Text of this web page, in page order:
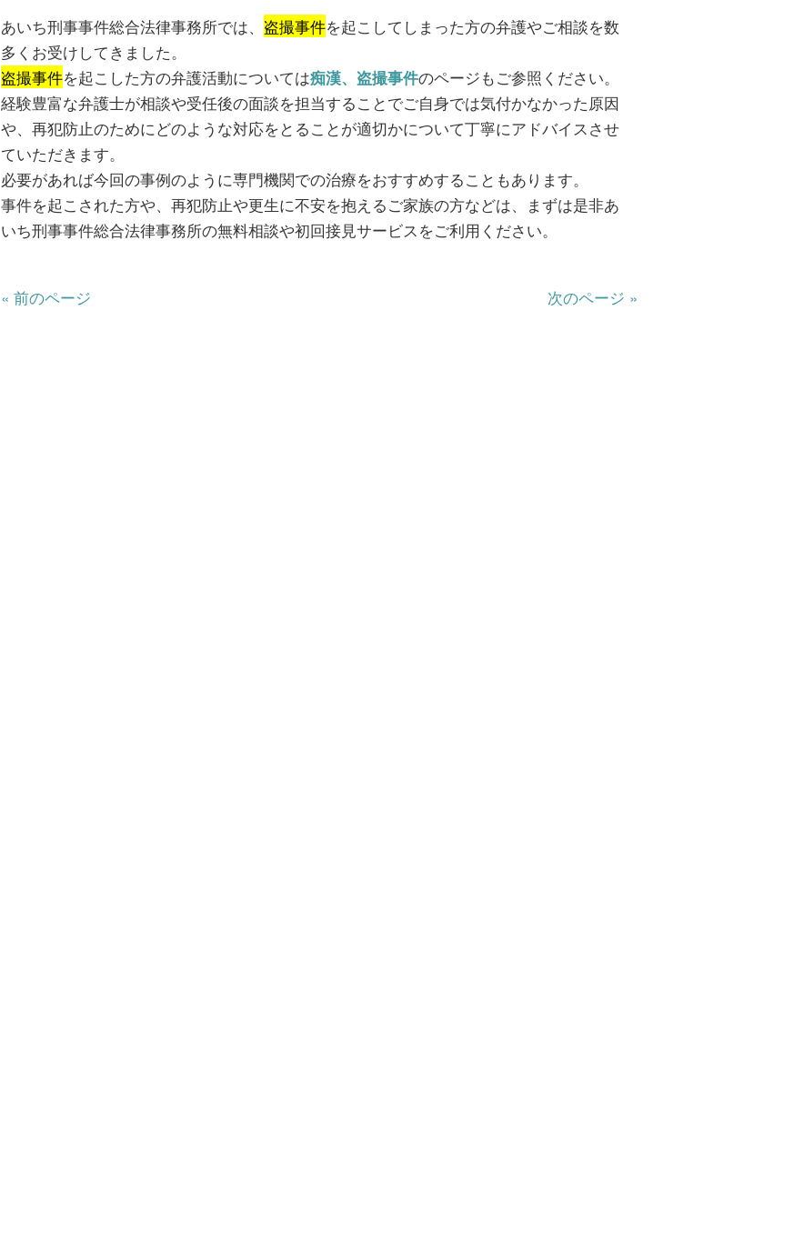
あいち刑事事件総合法律事務所では、 盗撮事件を起こしてしまった方の弁護やご相談を数
多くお受けしてきました。
盗撮事件を起こした方の弁護活動については痴漢、盗撮事件のページもご参照ください。
経験豊富な弁護士が相談や受任後の面談を担当することでご自身では気付かなかった原因
や、再犯防止のためにどのような対応をとることが適切かについて丁寧にアドバイスさせ
ていただきます。
必要があれば今回の事例のように専門機関での治療をおすすめすることもあります。
事件を起こされた方や、再犯防止や更生に不安を抱えるご家族の方などは、まずは是非あ
いち刑事事件総合法律事務所の無料相談や初回接見サービスをご利用ください。
« 前のページ 次のページ »